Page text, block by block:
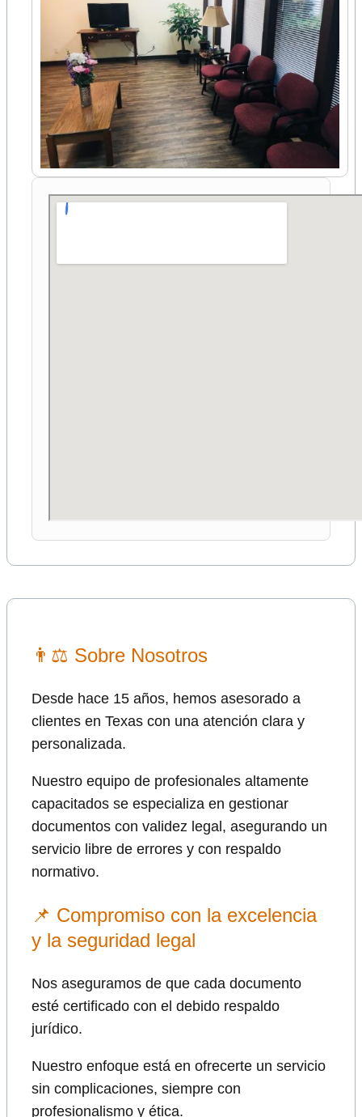
👨⚖ Sobre Nosotros
Desde hace 15 años, hemos asesorado a
clientes en Texas con una atención clara y
personalizada.
Nuestro equipo de profesionales altamente
capacitados se especializa en gestionar
documentos con validez legal, asegurando un
servicio libre de errores y con respaldo
normativo.
📌 Compromiso con la excelencia
y la seguridad legal
Nos aseguramos de que cada documento
esté certificado con el debido respaldo
jurídico.
Nuestro enfoque está en ofrecerte un servicio
sin complicaciones, siempre con
profesionalismo y ética.